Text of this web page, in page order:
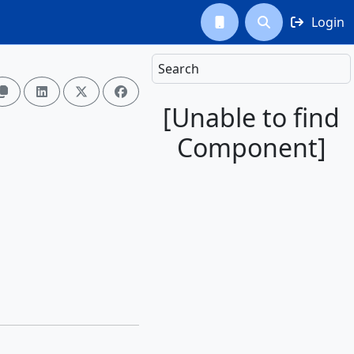
  Login
Search
[Unable to find
Component]
  